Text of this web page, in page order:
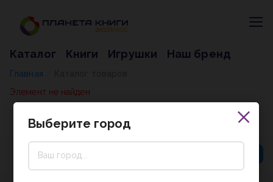
Каталог Книги Игрушки Наш бренд
Главная
Элемент не найден
Выберите город